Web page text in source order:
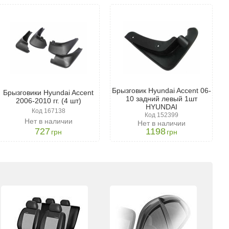
арок.
внешний вид.
Брызговики Hyundai Accent
2006-2010 гг. (4 шт)
Код 167138
Нет в наличии
727грн
Брызговик Hyundai Accent 06-
10 задний левый 1шт
HYUNDAI
Код 152399
Нет в наличии
1198 грн